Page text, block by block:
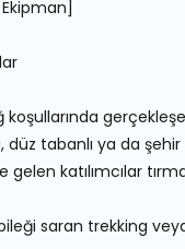
koşullarında
düz tabanlı ya da
gelen katılımcılar
bileği saran trekking